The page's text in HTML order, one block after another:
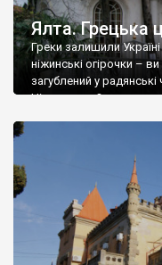
Ялта. Грецька
Греки залишили
ніжинські огірочки –
загублений у
Ніжин греки?